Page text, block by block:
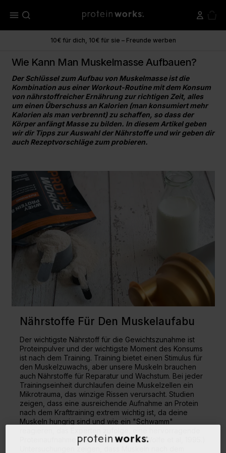
menu
10€ für dich, 10€ für sie – Freunde werben
Wie Kann Man Muskelmasse Aufbauen?
Der Schlüssel zum Aufbau von Muskelmasse ist die
Kombination aus einer Workout-Routine mit dem Konsum
von nährstoffreicher Ernährung zur richtigen Zeit, alles
um einen Überschuss an Kalorien (man konsumiert mehr
Kalorien als man verbrennt) zu schaffen, so dass der
Körper anfängt Masse zu bilden. In diesem Artikel geben
wir dir Tipps zur Auswahl der Nährstoffe und wir geben dir
auch Rezeptvorschläge zum probieren.
Nährstoffe Für Den Muskelaufabu
Der wichtigste Nährstoff für die Gewichtszunahme ist
Proteinpulverund der wichtigste Moment des Konsums
ist nach dem Training. Training bietet einen Stimulus für
den Muskelzuwachs, aber unsere Muskeln brauchen
auch Nährstoffe für Reparatur und Wachstum. Bei jeder
Trainingseinheit durchlaufen deine Muskelzellen ein
Mikrotrauma, das winzige Rissen verursacht. Studien
zeigen, dass eine ausreichende Aufnahme an Protein
nach dem Krafttraining extrem wichtig ist, da deine
Muskeln hungrig sind und wie ein "Schwamm"
Proteinaufnahme gewährleistet. (R. R. Wolfe et al, 1995.)
Untersuchungen zeigen, dass Muskeln nach dem